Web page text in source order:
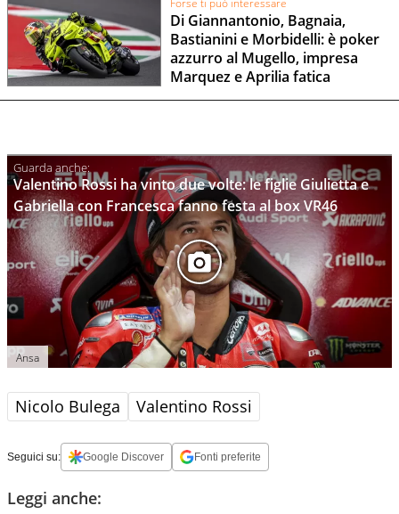
Forse ti può interessare
Di Giannantonio, Bagnaia,
Bastianini e Morbidelli: è poker
azzurro al Mugello, impresa
Marquez e Aprilia fatica
Valentino Rossi ha vinto due volte: le figlie Giulietta e
Gabriella con Francesca fanno festa al box VR46
Ansa
Nicolo Bulega Valentino Rossi
Seguici su: Google Discover Fonti preferite
Leggi anche: